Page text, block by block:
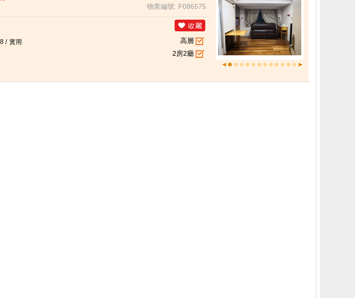
物業編號: F086575
/ 實用
高層
2房2廳